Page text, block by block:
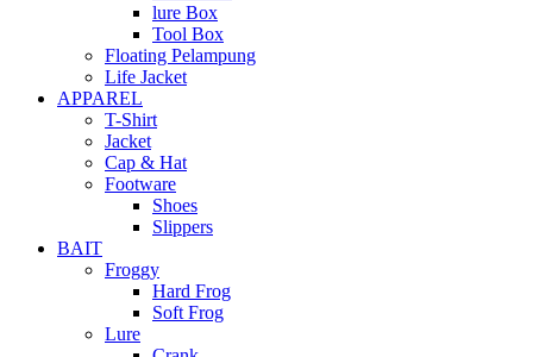
lure Box
Tool Box
Floating Pelampung
Life Jacket
APPAREL
T-Shirt
Jacket
Cap & Hat
Footware
Shoes
Slippers
BAIT
Froggy
Hard Frog
Soft Frog
Lure